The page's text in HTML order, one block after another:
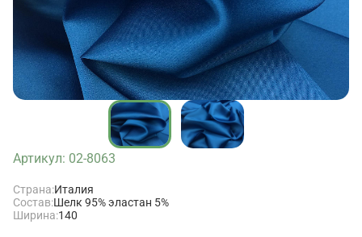
Артикул: 02-8063
Страна:Италия
Состав:Шелк 95% эластан 5%
Ширина:140